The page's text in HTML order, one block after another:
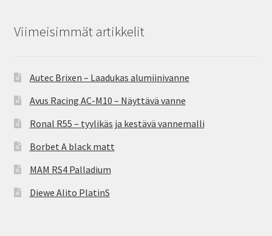
Viimeisimmät artikkelit
Autec Brixen – Laadukas alumiinivanne
Avus Racing AC-M10 – Näyttävä vanne
Ronal R55 – tyylikäs ja kestävä vannemalli
Borbet A black matt
MAM RS4 Palladium
Diewe Alito PlatinS